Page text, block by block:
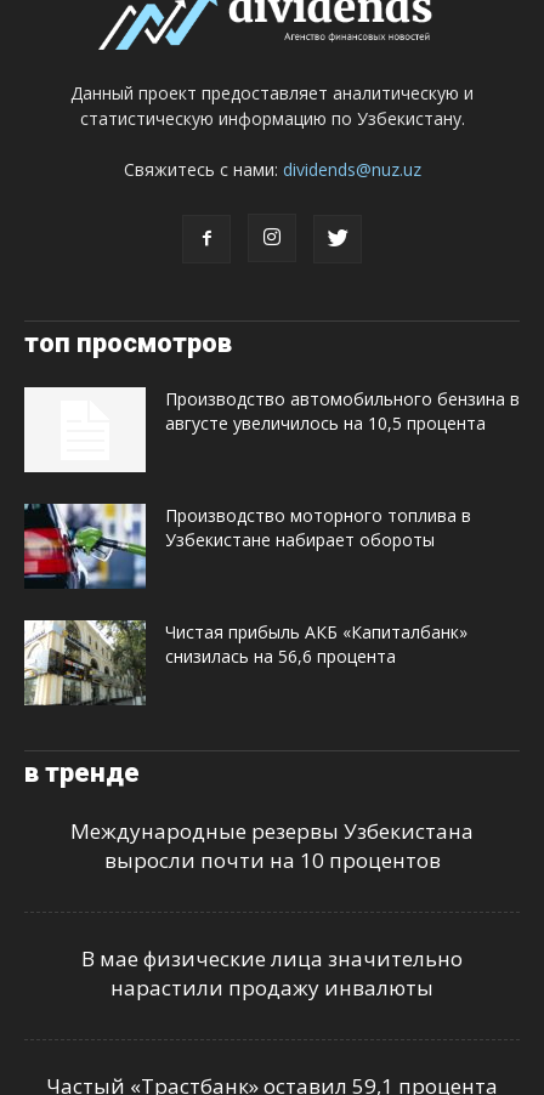
Данный проект предоставляет аналитическую и
статистическую информацию по Узбекистану.
Свяжитесь с нами: dividends@nuz.uz
топ просмотров
Производство автомобильного бензина в
августе увеличилось на 10,5 процента
Производство моторного топлива в
Узбекистане набирает обороты
Чистая прибыль АКБ «Капиталбанк»
снизилась на 56,6 процента
в тренде
Международные резервы Узбекистана
выросли почти на 10 процентов
В мае физические лица значительно
нарастили продажу инвалюты
Частый «Трастбанк» оставил 59,1 процента